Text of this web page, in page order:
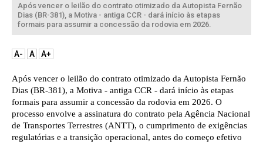
Após vencer o leilão do contrato otimizado da Autopista Fernão
Dias (BR-381), a Motiva - antiga CCR - dará início às etapas
formais para assumir a concessão da rodovia em 2026.
A- A A+
Após vencer o leilão do contrato otimizado da Autopista Fernão
Dias (BR-381), a Motiva - antiga CCR - dará início às etapas
formais para assumir a concessão da rodovia em 2026. O
processo envolve a assinatura do contrato pela Agência Nacional
de Transportes Terrestres (ANTT), o cumprimento de exigências
regulatórias e a transição operacional, antes do começo efetivo